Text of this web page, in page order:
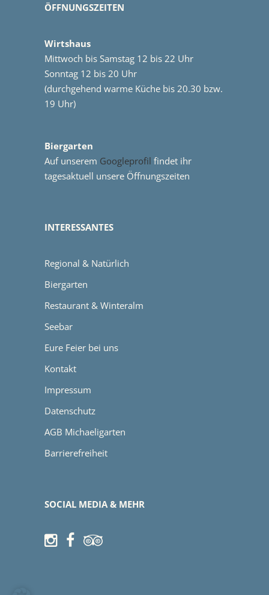
ÖFFNUNGSZEITEN
Wirtshaus
Mittwoch bis Samstag 12 bis 22 Uhr
Sonntag 12 bis 20 Uhr
(durchgehend warme Küche bis 20.30 bzw.
19 Uhr)
Biergarten
Auf unserem Googleprofil findet ihr
tagesaktuell unsere Öffnungszeiten
INTERESSANTES
Regional & Natürlich
Biergarten
Restaurant & Winteralm
Seebar
Eure Feier bei uns
Kontakt
Impressum
Datenschutz
AGB Michaeligarten
Barrierefreiheit
SOCIAL MEDIA & MEHR